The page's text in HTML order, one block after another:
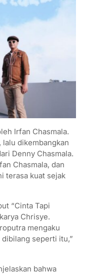
Irfan Chasmala.
lalu dikembangkan
Denny Chasmala.
Chasmala, dan
terasa kuat sejak
“Cinta Tapi
Chrisye.
mengaku
dibilang seperti itu,”
bahwa